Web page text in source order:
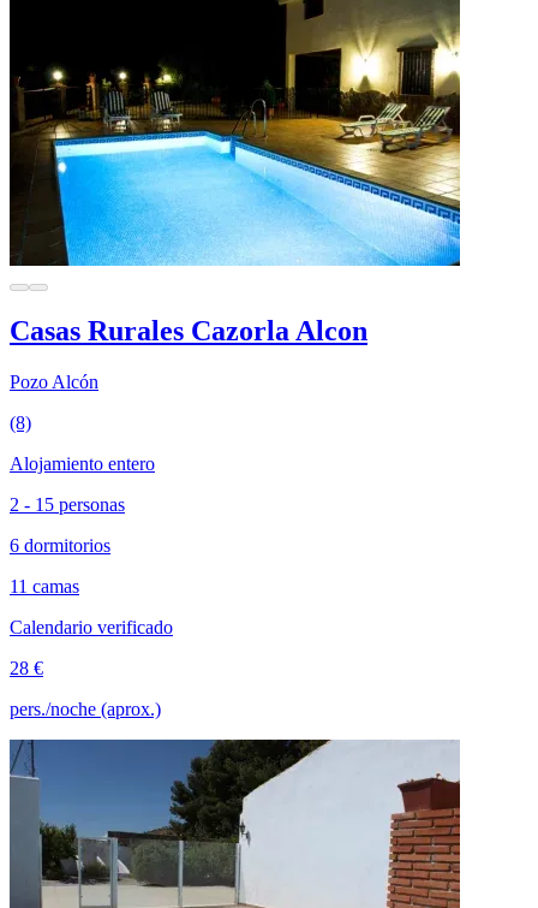
Casas Rurales Cazorla Alcon
Pozo Alcón
(8)
Alojamiento entero
2 - 15 personas
6 dormitorios
11 camas
Calendario verificado
28 €
pers./noche (aprox.)